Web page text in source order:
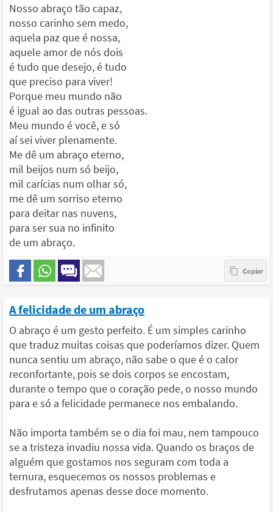
Nosso abraço tão capaz,
nosso carinho sem medo,
aquela paz que é nossa,
aquele amor de nós dois
é tudo que desejo, é tudo
que preciso para viver!
Porque meu mundo não
é igual ao das outras pessoas.
Meu mundo é você, e só
aí sei viver plenamente.
Me dê um abraço eterno,
mil beijos num só beijo,
mil carícias num olhar só,
me dê um sorriso eterno
para deitar nas nuvens,
para ser sua no infinito
de um abraço.
A felicidade de um abraço
O abraço é um gesto perfeito. É um simples carinho
que traduz muitas coisas que poderíamos dizer. Quem
nunca sentiu um abraço, não sabe o que é o calor
reconfortante, pois se dois corpos se encostam,
durante o tempo que o coração pede, o nosso mundo
para e só a felicidade permanece nos embalando.
Não importa também se o dia foi mau, nem tampouco
se a tristeza invadiu nossa vida. Quando os braços de
alguém que gostamos nos seguram com toda a
ternura, esquecemos os nossos problemas e
desfrutamos apenas desse doce momento.